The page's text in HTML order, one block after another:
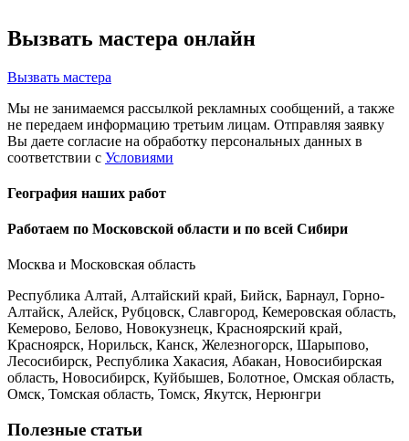
Вызвать мастера онлайн
Вызвать мастера
Мы не занимаемся рассылкой рекламных сообщений, а также
не передаем информацию третьим лицам. Отправляя заявку
Вы даете согласие на обработку персональных данных в
соответствии с Условиями
География наших работ
Работаем по Московской области и по всей Сибири
Москва и Московская область
Республика Алтай, Алтайский край, Бийск, Барнаул, Горно-
Алтайск, Алейск, Рубцовск, Славгород, Кемеровская область,
Кемерово, Белово, Новокузнецк, Красноярский край,
Красноярск, Норильск, Канск, Железногорск, Шарыпово,
Лесосибирск, Республика Хакасия, Абакан, Новосибирская
область, Новосибирск, Куйбышев, Болотное, Омская область,
Омск, Томская область, Томск, Якутск, Нерюнгри
Полезные статьи